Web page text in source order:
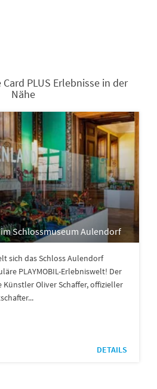
PLUS Erlebnisse in der
Nähe
im Schlossmuseum Aulendorf
sich das Schloss Aulendorf
PLAYMOBIL-Erlebniswelt! Der
Oliver Schaffer, offizieller
DETAILS